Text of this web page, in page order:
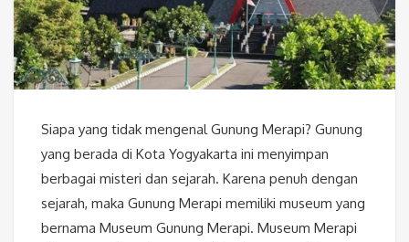
Siapa yang tidak mengenal Gunung Merapi? Gunung
yang berada di Kota Yogyakarta ini menyimpan
berbagai misteri dan sejarah. Karena penuh dengan
sejarah, maka Gunung Merapi memiliki museum yang
bernama Museum Gunung Merapi. Museum Merapi